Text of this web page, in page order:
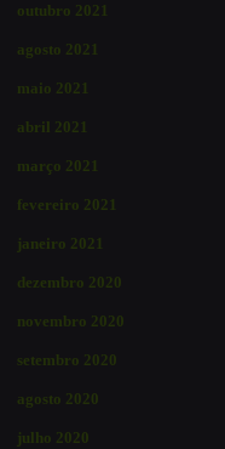
outubro 2021
agosto 2021
maio 2021
abril 2021
março 2021
fevereiro 2021
janeiro 2021
dezembro 2020
novembro 2020
setembro 2020
agosto 2020
julho 2020